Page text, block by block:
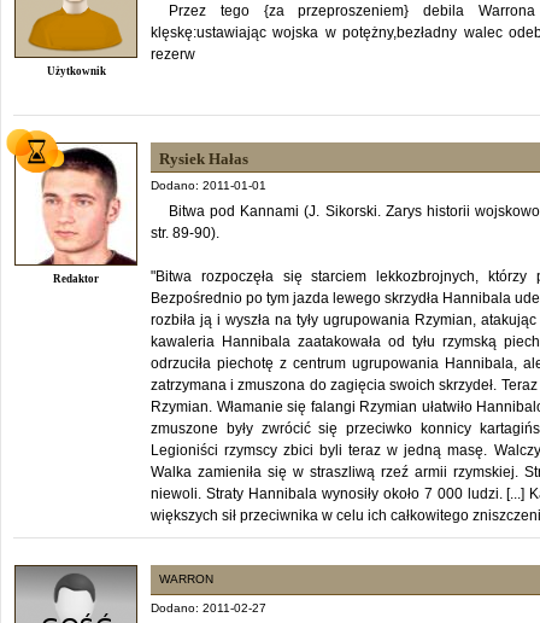
Użytkownik
Przez tego {za przeproszeniem} debila
klęskę:ustawiając wojska w potężny,bezładny walec
rezerw
Redaktor
Rysiek Hałas
Dodano: 2011-01-01
Bitwa pod Kannami (J. Sikorski. Zarys historii
str. 89-90).
"Bitwa rozpoczęła się starciem lekkozbrojnych,
Bezpośrednio po tym jazda lewego skrzydła Hannibala
rozbiła ją i wyszła na tyły ugrupowania Rzymian,
kawaleria Hannibala zaatakowała od tyłu rzymską
odrzuciła piechotę z centrum ugrupowania Hannibala,
zatrzymana i zmuszona do zagięcia swoich skrzydeł.
Rzymian. Włamanie się falangi Rzymian ułatwiło
zmuszone były zwrócić się przeciwko konnicy
Legioniści rzymscy zbici byli teraz w jedną masę.
Walka zamieniła się w straszliwą rzeź armii rzymskiej.
niewoli. Straty Hannibala wynosiły około 7 000 ludzi. [...]
większych sił przeciwnika w celu ich całkowitego
WARRON
Dodano: 2011-02-27